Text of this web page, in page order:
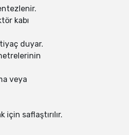
kabı
duyar.
veya
saflaştırılır.